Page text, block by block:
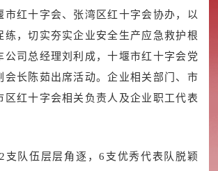
市红十字会、张湾区红十字会协办，以
练，切实夯实企业安全生产应急救护根
公司总经理刘利成，十堰市红十字会党
会长陈茹出席活动。企业相关部门、市
区红十字会相关负责人及企业职工代表
支队伍层层角逐，6支优秀代表队脱颖